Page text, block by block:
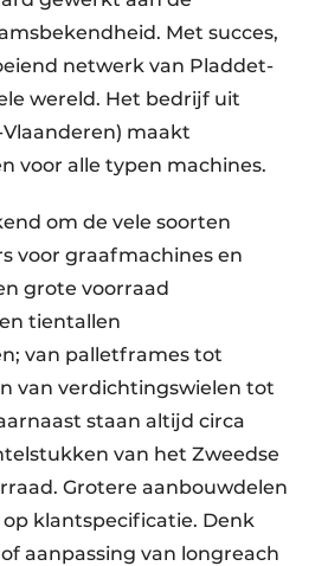
Met succes,
netwerk van Pladdet-
wereld. Het bedrijf uit
maakt
voor alle typen machines.
om de vele soorten
voor graafmachines en
grote voorraad
tientallen
van palletframes tot
van verdichtingswielen tot
staan altijd circa
van het Zweedse
Grotere aanbouwdelen
klantspecificatie. Denk
aanpassing van longreach